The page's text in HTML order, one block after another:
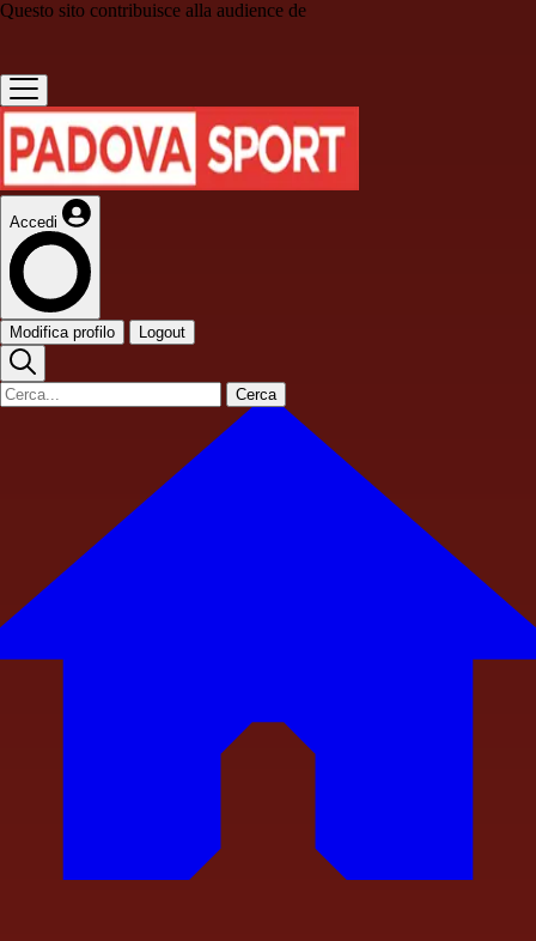
Questo sito contribuisce alla audience de
Accedi
Modifica profilo Logout
Cerca